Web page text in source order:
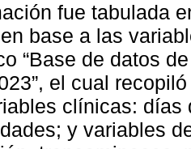
fue tabulada
base a las
“Base de datos
el cual
clínicas:
y variables